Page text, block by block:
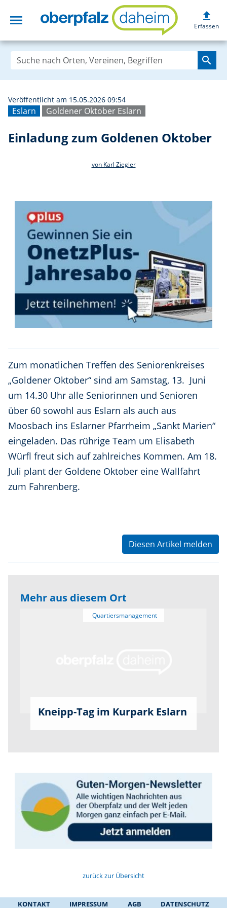
menu Einladung zum
upload
Erfassen
search
Eslarn Goldener Oktober Eslarn
Veröffentlicht am 15.05.2026 09:54
Einladung zum Goldenen Oktober
von Karl Ziegler
Zum monatlichen Treffen des Seniorenkreises
„Goldener Oktober“ sind am Samstag, 13. Juni
um 14.30 Uhr alle Seniorinnen und Senioren
über 60 sowohl aus Eslarn als auch aus
Moosbach ins Eslarner Pfarrheim „Sankt Marien“
eingeladen. Das rührige Team um Elisabeth
Würfl freut sich auf zahlreiches Kommen. Am 18.
Juli plant der Goldene Oktober eine Wallfahrt
zum Fahrenberg.
Diesen Artikel melden
Mehr aus diesem Ort
Quartiersmanagement
Kneipp-Tag im Kurpark Eslarn
zurück zur Übersicht
KONTAKT IMPRESSUM AGB DATENSCHUTZ